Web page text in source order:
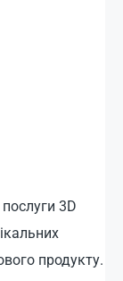
3D
продукту.